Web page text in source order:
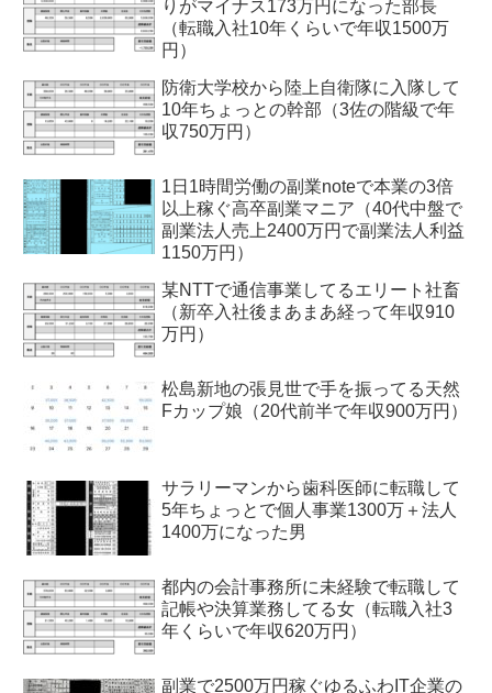
りがマイナス173万円になった部長
（転職入社10年くらいで年収1500万
円）
防衛大学校から陸上自衛隊に入隊して
10年ちょっとの幹部（3佐の階級で年
収750万円）
1日1時間労働の副業noteで本業の3倍
以上稼ぐ高卒副業マニア（40代中盤で
副業法人売上2400万円で副業法人利益
1150万円）
某NTTで通信事業してるエリート社畜
（新卒入社後まあまあ経って年収910
万円）
松島新地の張見世で手を振ってる天然
Fカップ娘（20代前半で年収900万円）
サラリーマンから歯科医師に転職して
5年ちょっとで個人事業1300万＋法人
1400万になった男
都内の会計事務所に未経験で転職して
記帳や決算業務してる女（転職入社3
年くらいで年収620万円）
副業で2500万円稼ぐゆるふわIT企業の